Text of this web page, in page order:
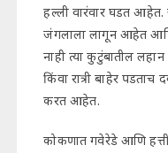
हल्ली वारंवार घडत आहेत.
जंगलाला लागून आहेत
नाही त्या कुटुंबातील लहान
किंवा रात्री बाहेर
करत आहेत.
कोकणात गवेरेडे आणि